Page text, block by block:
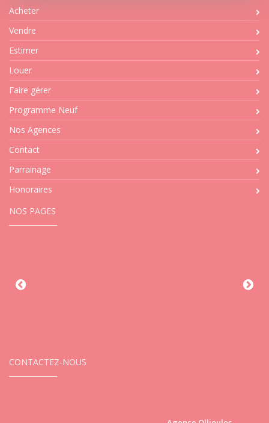
Acheter
Vendre
Estimer
Louer
Faire gérer
Programme Neuf
Nos Agences
Contact
Parrainage
Honoraires
NOS PAGES
CONTACTEZ-NOUS